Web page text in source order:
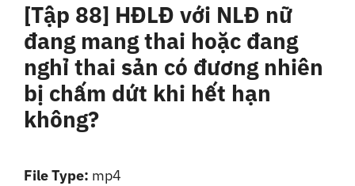
Chia Sẻ Chuyên Môn
Tin tức
Liên Hệ
[Tập 88] HĐLĐ với NLĐ nữ
đang mang thai hoặc đang
nghỉ thai sản có đương nhiên
bị chấm dứt khi hết hạn
không?
File Type: mp4